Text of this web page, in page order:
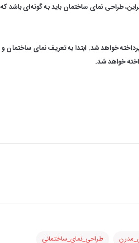
طراحی نمای ساختمان باید به گونه‌ای باشد که
خواهد شد. ابتدا به تعریف نمای ساختمان و
خواهد شد.
طراحی_نمای_ساختمانی